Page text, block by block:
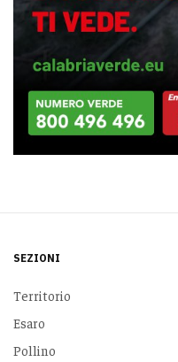
SEZIONI
Territorio
Esaro
Pollino